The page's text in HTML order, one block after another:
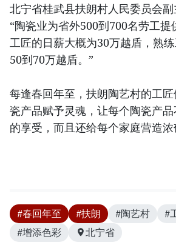
北宁省桂武县扶朗村人民委员会副
“陶瓷业为省外500到700名劳工提
工匠的日薪大概为30万越盾，熟
50到70万越盾。”
每逢春回年至，扶朗陶艺村的工
瓷产品赋予灵魂，让每个陶瓷产
的享受，而且还给每个家庭营造浓
#春回年至 #扶朗 #陶艺村 #
#增添色彩
北宁省